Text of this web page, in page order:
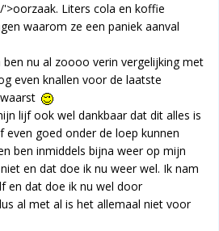
/'>oorzaak. Liters cola en koffie
waarom ze een paniek aanval
ben nu al zoooo verin vergelijking met
even knallen voor de laatste
lijf ook wel dankbaar dat dit alles is
even goed onder de loep kunnen
ben inmiddels bijna weer op mijn
en dat doe ik nu weer wel. Ik nam
en dat doe ik nu wel door
al met al is het allemaal niet voor